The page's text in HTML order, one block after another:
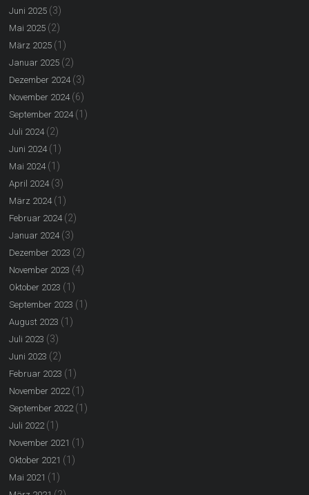
Juni 2025 (3)
Mai 2025 (2)
März 2025 (1)
Januar 2025 (2)
Dezember 2024(3)
November 2024(6)
September 2024(1)
Juli 2024(2)
Juni 2024(1)
Mai 2024(1)
April 2024(3)
März 2024(1)
Februar 2024(2)
Januar 2024(3)
Dezember 2023 (2)
November 2023 (4)
Oktober 2023 (1)
September 2023 (1)
August 2023 (1)
Juli 2023 (3)
Juni 2023 (2)
Februar 2023 (1)
November 2022(1)
September 2022(1)
Juli 2022(1)
November 2021 (1)
Oktober 2021 (1)
Mai 2021 (1)